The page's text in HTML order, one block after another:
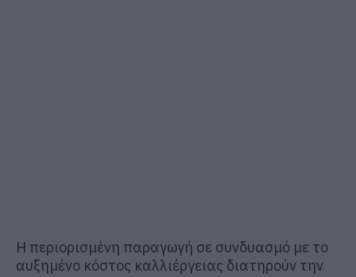
Η περιορισμένη παραγωγή σε συνδυασμό με το
αυξημένο κόστος καλλιέργειας διατηρούν την